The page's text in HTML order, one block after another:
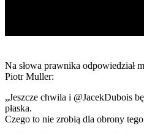
Na słowa prawnika odpowiedział
Piotr Muller:
„Jeszcze chwila i @JacekDubois
płaska.
Czego to nie zrobią dla obrony